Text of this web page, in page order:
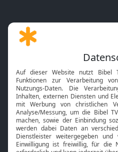
Themen
Interviews
Neuigkeiten